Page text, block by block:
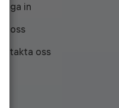
in
oss
oss